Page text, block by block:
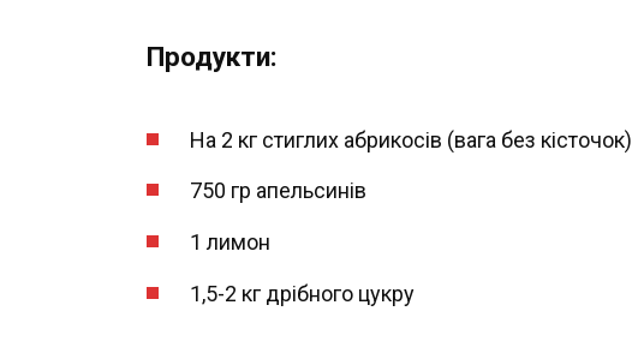
Продукти:
На 2 кг стиглих абрикосів (вага без кісточок)
750 гр апельсинів
1 лимон
1,5-2 кг дрібного цукру